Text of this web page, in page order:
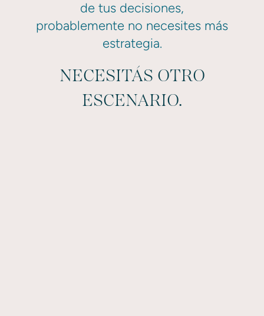
de tus decisiones,
probablemente no necesites más
estrategia.
NECESITÁS OTRO
ESCENARIO.